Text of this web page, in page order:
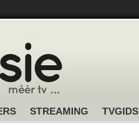
STREAMING TVGIDS